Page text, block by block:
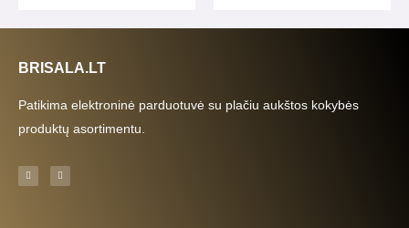
BRISALA.LT
Patikima elektroninė parduotuvė su plačiu aukštos kokybės
produktų asortimentu.
F
a
c
I
n
s